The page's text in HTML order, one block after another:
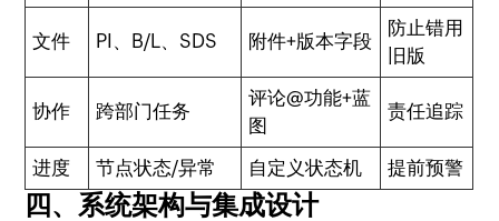
文件 PI、B/L、SDS 附件+版本字段
防止错用
旧版
协作 跨部门任务
评论@功能+蓝
图
责任追踪
进度 节点状态/异常 自定义状态机 提前预警
四、系统架构与集成设计